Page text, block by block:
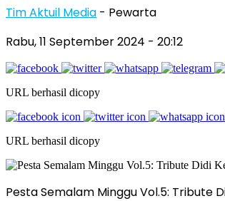
Tim Aktuil Media - Pewarta
Rabu, 11 September 2024 - 20:12
URL berhasil dicopy
URL berhasil dicopy
Pesta Semalam Minggu Vol.5: Tribute